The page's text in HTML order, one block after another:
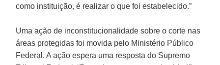
como instituição, é realizar o que foi estabelecido.”
Uma ação de inconstitucionalidade sobre o corte nas
áreas protegidas foi movida pelo Ministério Público
Federal. A ação espera uma resposta do Supremo